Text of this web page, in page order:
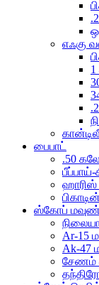
எஃகு
பைபாட்
.50
ஹாரிஸ்
ஸ்கோப்
Ar-15
Ak-47
சேணம்